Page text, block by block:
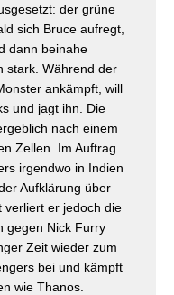
der grüne
sich Bruce aufregt,
dann beinahe
stark. Während der
ankämpft, will
und jagt ihn. Die
nach einem
Zellen. Im Auftrag
irgendwo in Indien
Aufklärung über
verliert er jedoch die
gegen Nick Furry
Zeit wieder zum
bei und kämpft
wie Thanos.